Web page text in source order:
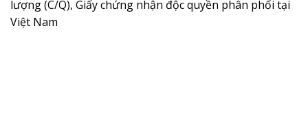
lượng (C/Q), Giấy chứng nhận độc quyền phân phối tại
Việt Nam